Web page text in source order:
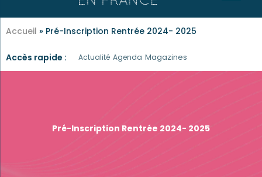
Accueil » Pré-Inscription Rentrée 2024- 2025
Accès rapide : Actualité Agenda Magazines
Pré-Inscription Rentrée 2024- 2025